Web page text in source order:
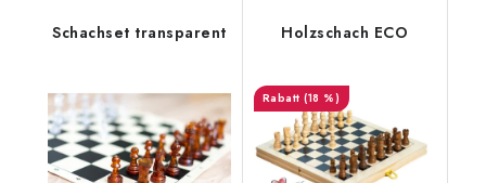
Schachset transparent Holzschach ECO
(18 %)